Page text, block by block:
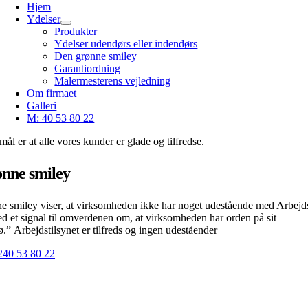
Hjem
Ydelser
Produkter
Ydelser udendørs eller indendørs
Den grønne smiley
Garantiordning
Malermesterens vejledning
Om firmaet
Galleri
M: 40 53 80 22
er at alle vores kunder er glade og tilfredse.
smiley
smiley viser, at virksomheden ikke har noget udestående med
et signal til omverdenen om, at virksomheden har orden på sit
Arbejdstilsynet er tilfreds og ingen udeståender
40 53 80 22